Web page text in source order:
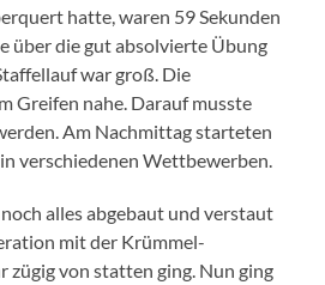
hatte, waren 59 Sekunden
über die gut absolvierte Übung
war groß. Die
Greifen nahe. Darauf musste
Am Nachmittag starteten
verschiedenen Wettbewerben.
alles abgebaut und verstaut
mit der Krümmel-
zügig von statten ging. Nun ging